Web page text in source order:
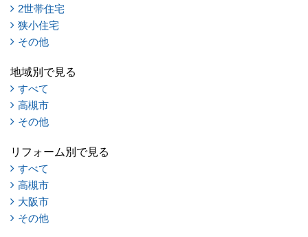
2世帯住宅
狭小住宅
その他
地域別で見る
すべて
高槻市
その他
リフォーム別で見る
すべて
高槻市
大阪市
その他